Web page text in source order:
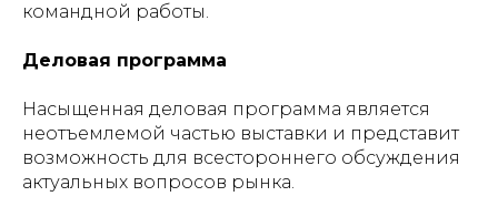
командной работы.
Деловая программа
Насыщенная деловая программа является
неотъемлемой частью выставки и представит
возможность для всестороннего обсуждения
актуальных вопросов рынка.